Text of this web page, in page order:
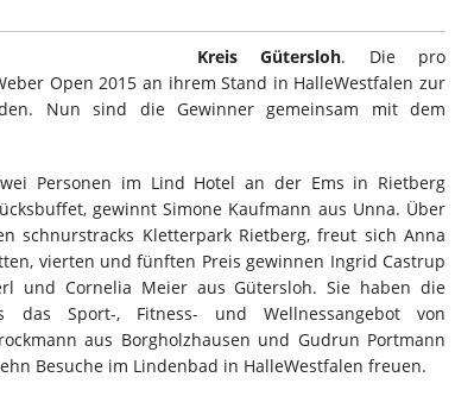
Kreis Gütersloh. Die pro
Open 2015 an ihrem Stand in HalleWestfalen zur
Nun sind die Gewinner gemeinsam mit dem
Personen im Lind Hotel an der Ems in Rietberg
gewinnt Simone Kaufmann aus Unna. Über
schnurstracks Kletterpark Rietberg, freut sich Anna
vierten und fünften Preis gewinnen Ingrid Castrup
und Cornelia Meier aus Gütersloh. Sie haben die
das Sport-, Fitness- und Wellnessangebot von
aus Borgholzhausen und Gudrun Portmann
Besuche im Lindenbad in HalleWestfalen freuen.